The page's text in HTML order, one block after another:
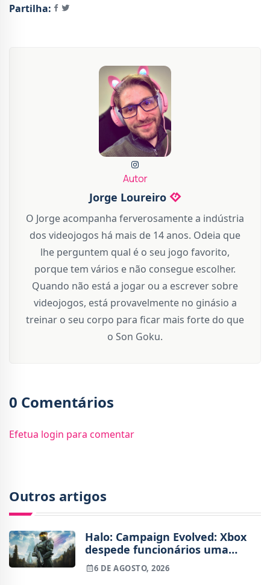
Partilha:
Autor
Jorge Loureiro
O Jorge acompanha ferverosamente a indústria
dos videojogos há mais de 14 anos. Odeia que
lhe perguntem qual é o seu jogo favorito,
porque tem vários e não consegue escolher.
Quando não está a jogar ou a escrever sobre
videojogos, está provavelmente no ginásio a
treinar o seu corpo para ficar mais forte do que
o Son Goku.
0 Comentários
Efetua login para comentar
Outros artigos
Halo: Campaign Evolved: Xbox
despede funcionários uma
semana após o lançamento
6 DE AGOSTO, 2026